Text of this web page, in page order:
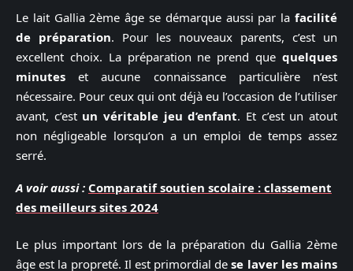
Le lait Gallia 2ème âge se démarque aussi par la facilité
de préparation. Pour les nouveaux parents, c’est un
excellent choix. La préparation ne prend que quelques
minutes et aucune connaissance particulière n’est
nécessaire. Pour ceux qui ont déjà eu l’occasion de l’utiliser
avant, c’est un véritable jeu d’enfant. Et c’est un atout
non négligeable lorsqu’on a un emploi de temps assez
serré.
A voir aussi : Comparatif soutien scolaire : classement
des meilleurs sites 2024
Le plus important lors de la préparation du Gallia 2ème
âge est la propreté. Il est primordial dese laver les mains